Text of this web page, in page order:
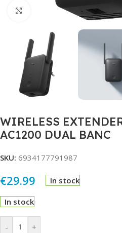
Click to enlarge
WIRELESS
AC1200 DUAL BANC
SKU: 6934177791987
€29.99 In stock
In stock
- +
Alternative: